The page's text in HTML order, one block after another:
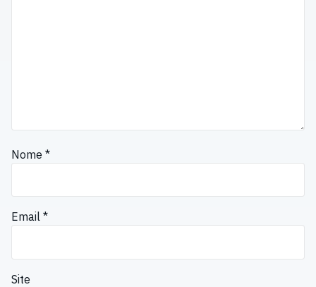
Nome *
Email *
Site